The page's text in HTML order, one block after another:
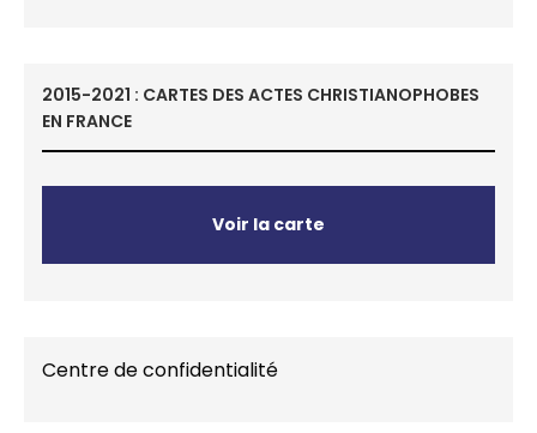
2015-2021 : CARTES DES ACTES CHRISTIANOPHOBES
EN FRANCE
Voir la carte
Centre de confidentialité